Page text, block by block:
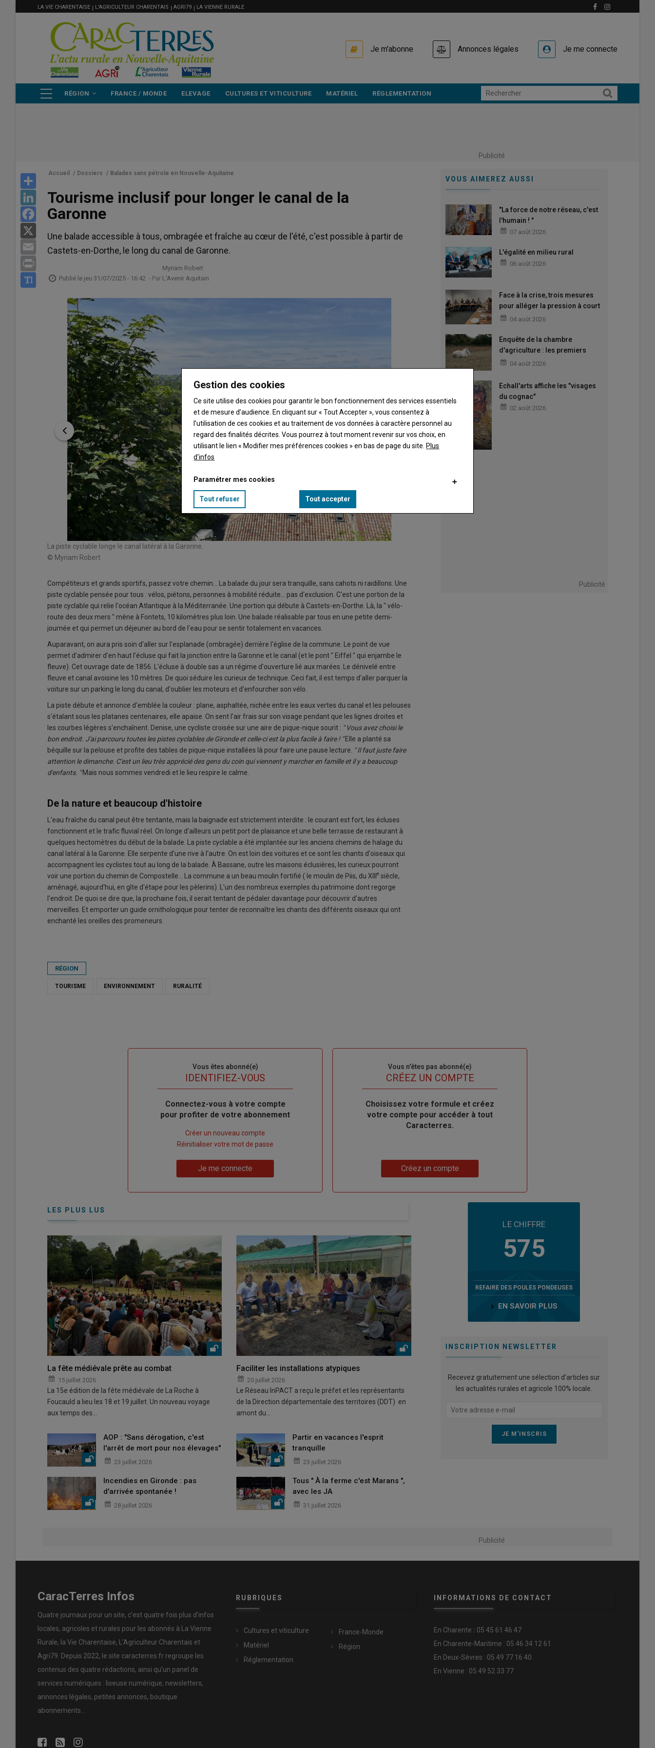
MENU
FILIÈRE
LA VIE CHARENTAISE L'AGRICULTEUR CHARENTAIS AGRI79 LA VIENNE RURALE
Je m'abonne Annonces légales Je me connecte
PRINCIPALE
RÉGION FRANCE / MONDE ELEVAGE CULTURES ET VITICULTURE MATÉRIEL RÉGLEMENTATION
Publicité
LinkedIn
Facebook
Email
Accueil / Dossiers / Balades sans pétrole en Nouvelle-Aquitaine
Tourisme inclusif pour longer le canal de la
Garonne
Une balade accessible à tous, ombragée et fraîche au cœur de l'été, c'est possible à partir de
Castets-en-Dorthe, le long du canal de Garonne.
Publié le jeu 31/07/2025 - 16:42 - Par
Myriam Robert
L'Avenir Aquitain
La piste cyclable longe le canal latéral à la Garonne.
© Myriam Robert
Compétiteurs et grands sportifs, passez votre chemin... La balade du jour sera tranquille, sans cahots ni raidillons. Une
piste cyclable pensée pour tous : vélos, piétons, personnes à mobilité réduite... pas d'exclusion. C'est une portion de la
piste cyclable qui relie l'océan Atlantique à la Méditerranée. Une portion qui débute à Castets-en-Dorthe. Là, la " vélo-
route des deux mers " mène à Fontets, 10 kilomètres plus loin. Une balade réalisable par tous en une petite demi-
journée et qui permet un déjeuner au bord de l'eau pour se sentir totalement en vacances.
Auparavant, on aura pris soin d'aller sur l'esplanade (ombragée) derrière l'église de la commune. Le point de vue
permet d'admirer d'en haut l'écluse qui fait la jonction entre la Garonne et le canal (et le pont " Eiffel " qui enjambe le
fleuve). Cet ouvrage date de 1856. L'écluse à double sas a un régime d'ouverture lié aux marées. Le dénivelé entre
fleuve et canal avoisine les 10 mètres. De quoi séduire les curieux de technique. Ceci fait, il est temps d'aller parquer la
voiture sur un parking le long du canal, d'oublier les moteurs et d'enfourcher son vélo.
La piste débute et annonce d'emblée la couleur : plane, asphaltée, nichée entre les eaux vertes du canal et les pelouses
s'étalant sous les platanes centenaires, elle apaise. On sent l'air frais sur son visage pendant que les lignes droites et
les courbes légères s'enchaînent. Denise, une cycliste croisée sur une aire de pique-nique sourit : " Vous avez choisi le
bon endroit. J'ai parcouru toutes les pistes cyclables de Gironde et celle-ci est la plus facile à faire ! "Elle a planté sa
béquille sur la pelouse et profite des tables de pique-nique installées là pour faire une pause lecture.
" Il faut juste faire
attention le dimanche. C'est un lieu très apprécié des gens du coin qui viennent y marcher en famille et il y a beaucoup
d'enfants. "Mais nous sommes vendredi et le lieu respire le calme.
De la nature et beaucoup d'histoire
L'eau fraîche du canal peut être tentante, mais la baignade est strictement interdite : le courant est fort, les écluses
fonctionnent et le trafic fluvial réel. On longe d'ailleurs un petit port de plaisance et une belle terrasse de restaurant à
quelques hectomètres du début de la balade. La piste cyclable a été implantée sur les anciens chemins de halage du
canal latéral à la Garonne. Elle serpente d'une rive à l'autre. On est loin des voitures et ce sont les chants d'oiseaux qui
accompagnent les cyclistes tout au long de la balade. À Bassane, outre les maisons éclusières, les curieux pourront
voir une portion du chemin de Compostelle... La commune a un beau moulin fortifié ( le moulin de Piis, du XIII
e siècle,
aménagé, aujourd'hui, en gîte d'étape pour les pèlerins). L'un des nombreux exemples du patrimoine dont regorge
l'endroit. De quoi se dire que, la prochaine fois, il serait tentant de pédaler davantage pour découvrir d'autres
merveilles. Et emporter un guide ornithologique pour tenter de reconnaître les chants des différents oiseaux qui ont
enchanté les oreilles des promeneurs.
RÉGION
TOURISME ENVIRONNEMENT RURALITÉ
VOUS AIMEREZ AUSSI
"La force de notre réseau, c'est
l'humain ! "
07 août 2026
L'égalité en milieu rural
06 août 2026
Face à la crise, trois mesures
pour alléger la pression à court
terme04 août 2026
Enquête de la chambre
d'agriculture : les premiers
enseignements
04 août 2026
Echall'arts affiche les "visages
du cognac"
02 août 2026
Publicité
Vous êtes abonné(e)
IDENTIFIEZ-VOUS
Body
Connectez-vous à votre compte
pour profiter de votre abonnement
compte"
Créer un nouveau compte
Réinitialiser votre mot de passe
Je me connecte
Vous n'êtes pas abonné(e)
TITRECRÉEZ UN COMPTE
Body
Choisissez votre formule et créez
votre compte pour accéder à tout
Caracterres.
Créez un compte
LES PLUS LUS
La fête médiévale prête au combat
15 juillet 2026
La 15e édition de la fête médiévale de La Roche à
Foucauld a lieu les 18 et 19 juillet. Un nouveau voyage
aux temps des…
Faciliter les installations atypiques
20 juillet 2026
Le Réseau InPACT a reçu le préfet et les représentants
de la Direction départementale des territoires (DDT) en
amont du…
AOP : "Sans dérogation, c'est
l'arrêt de mort pour nos élevages"
23 juillet 2026
Partir en vacances l'esprit
tranquille
23 juillet 2026
Incendies en Gironde : pas
d'arrivée spontanée !
28 juillet 2026
Tous " À la ferme c'est Marans ",
avec les JA
31 juillet 2026
LE CHIFFRE
575
REFAIRE DES POULES PONDEUSES
EN SAVOIR PLUS
INSCRIPTION NEWSLETTER
Recevez gratuitement une sélection d’articles sur
les actualités rurales et agricole 100% locale.
Publicité
CaracTerres Infos
Quatre journaux pour un site, c’est quatre fois plus d’infos
locales, agricoles et rurales pour les abonnés à La Vienne
Rurale, la Vie Charentaise, L’Agriculteur Charentais et
Agri79. Depuis 2022, le site caracterres.fr regroupe les
contenus des quatre rédactions, ainsi qu’un panel de
services numériques : liseuse numérique, newsletters,
annonces légales, petites annonces, boutique
abonnements…
RUBRIQUES
Cultures et viticulture
Matériel
Réglementation
France-Monde
Région
INFORMATIONS DE CONTACT
En Charente : 05 45 61 46 47
En Charente-Maritime : 05 46 34 12 61
En Deux-Sèvres : 05 49 77 16 40
En Vienne : 05 49 52 33 77
Gestion des cookies
Ce site utilise des cookies pour garantir le bon fonctionnement des services essentiels
et de mesure d’audience. En cliquant sur « Tout Accepter », vous consentez à
l’utilisation de ces cookies et au traitement de vos données à caractère personnel au
regard des finalités décrites. Vous pourrez à tout moment revenir sur vos choix, en
utilisant le lien « Modifier mes préférences cookies » en bas de page du site. Plus
d'infos
Paramétrer mes cookies
Tout refuser Tout accepter